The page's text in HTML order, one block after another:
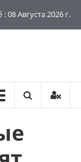
: 08 Августа 2026 г.